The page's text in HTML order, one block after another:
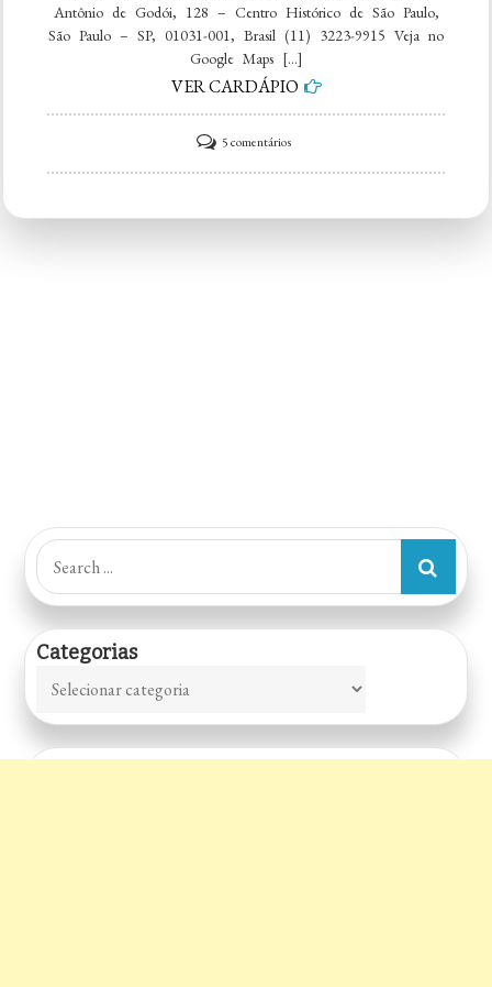
Antônio de Godói, 128 – Centro Histórico de São Paulo,
São Paulo – SP, 01031-001, Brasil (11) 3223-9915 Veja no
Google Maps […]
VER CARDÁPIO
5 comentáriosem
Lanchonete
Search
for:
Categorias
Categorias